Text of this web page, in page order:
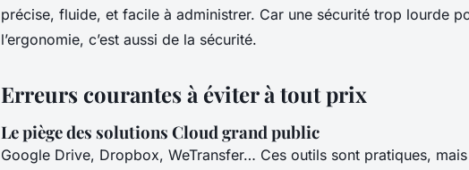
précise, fluide, et facile à administrer. Car une sécurité trop lourde
l’ergonomie, c’est aussi de la sécurité.
Erreurs courantes à éviter à tout prix
Le piège des solutions Cloud grand public
Google Drive, Dropbox, WeTransfer… Ces outils sont pratiques,